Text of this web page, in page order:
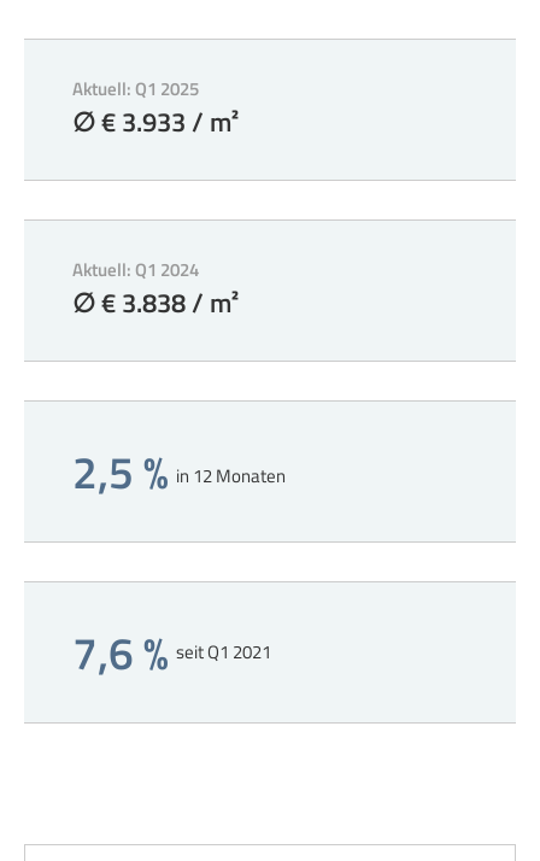
Aktuell: Q1 2025
∅ € 3.933 / m²
Aktuell: Q1 2024
∅ € 3.838 / m²
2,5 % in 12 Monaten
7,6 % seit Q1 2021